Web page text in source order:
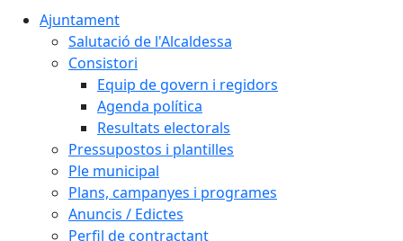
Ajuntament
Salutació de l'Alcaldessa
Consistori
Equip de govern i regidors
Agenda política
Resultats electorals
Pressupostos i plantilles
Ple municipal
Plans, campanyes i programes
Anuncis / Edictes
Perfil de contractant